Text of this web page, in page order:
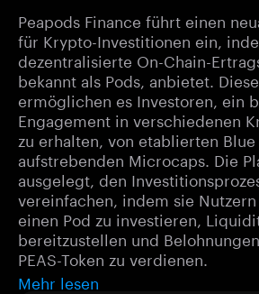
Peapods Finance führt einen
für Krypto-Investitionen ein,
dezentralisierte On-Chain-
bekannt als Pods, anbietet.
ermöglichen es Investoren, ein
Engagement in verschiedenen
zu erhalten, von etablierten
aufstrebenden Microcaps. Die
ausgelegt, den
vereinfachen, indem sie
einen Pod zu investieren,
bereitzustellen und
PEAS-Token zu verdienen.
Mehr lesen